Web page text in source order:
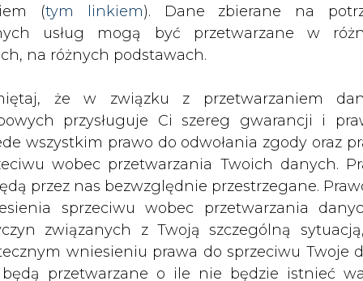
usług mogą być przetwarzane w
na różnych podstawach.
przysługuje Ci szereg gwarancji i
wszystkim prawo do odwołania zgody oraz
wobec przetwarzania Twoich danych.
przez nas bezwzględnie przestrzegane.
sprzeciwu wobec przetwarzania
związanych z Twoją szczególną
wniesieniu prawa do sprzeciwu Twoje
przetwarzane o ile nie będzie istnieć
uzasadniona podstawa do
600 ton biomasy w postaci wiórów
które konieczne są do udzielenia
kruszarek, pojemników węgla, a przede
Jan Mikulka, dyrektor ds. strategii
drobne zmiany na składowisku biomasy,
że produkcję z biomasy
nawet 150 GWh energii
zwiększyła produkcję energii